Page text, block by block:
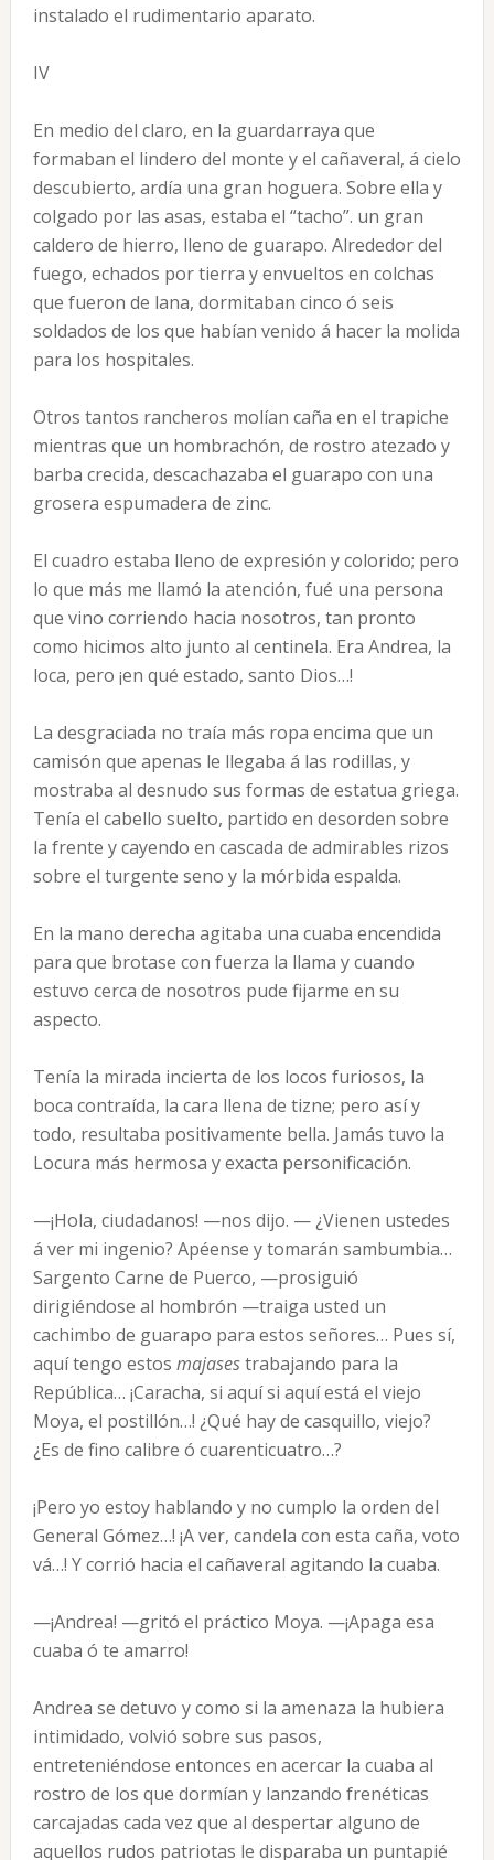
instalado el rudimentario aparato.
IV
En medio del claro, en la guardarraya que
formaban el lindero del monte y el cañaveral, á cielo
descubierto, ardía una gran hoguera. Sobre ella y
colgado por las asas, estaba el “tacho”. un gran
caldero de hierro, lleno de guarapo. Alrededor del
fuego, echados por tierra y envueltos en colchas
que fueron de lana, dormitaban cinco ó seis
soldados de los que habían venido á hacer la molida
para los hospitales.
Otros tantos rancheros molían caña en el trapiche
mientras que un hombrachón, de rostro atezado y
barba crecida, descachazaba el guarapo con una
grosera espumadera de zinc.
El cuadro estaba lleno de expresión y colorido; pero
lo que más me llamó la atención, fué una persona
que vino corriendo hacia nosotros, tan pronto
como hicimos alto junto al centinela. Era Andrea, la
loca, pero ¡en qué estado, santo Dios…!
La desgraciada no traía más ropa encima que un
camisón que apenas le llegaba á las rodillas, y
mostraba al desnudo sus formas de estatua griega.
Tenía el cabello suelto, partido en desorden sobre
la frente y cayendo en cascada de admirables rizos
sobre el turgente seno y la mórbida espalda.
En la mano derecha agitaba una cuaba encendida
para que brotase con fuerza la llama y cuando
estuvo cerca de nosotros pude fijarme en su
aspecto.
Tenía la mirada incierta de los locos furiosos, la
boca contraída, la cara llena de tizne; pero así y
todo, resultaba positivamente bella. Jamás tuvo la
Locura más hermosa y exacta personificación.
—¡Hola, ciudadanos! —nos dijo. — ¿Vienen ustedes
á ver mi ingenio? Apéense y tomarán sambumbia…
Sargento Carne de Puerco, —prosiguió
dirigiéndose al hombrón —traiga usted un
cachimbo de guarapo para estos señores… Pues sí,
aquí tengo estos majasestrabajando para la
República… ¡Caracha, si aquí si aquí está el viejo
Moya, el postillón…! ¿Qué hay de casquillo, viejo?
¿Es de fino calibre ó cuarenticuatro…?
¡Pero yo estoy hablando y no cumplo la orden del
General Gómez…! ¡A ver, candela con esta caña, voto
vá…! Y corrió hacia el cañaveral agitando la cuaba.
—¡Andrea! —gritó el práctico Moya. —¡Apaga esa
cuaba ó te amarro!
Andrea se detuvo y como si la amenaza la hubiera
intimidado, volvió sobre sus pasos,
entreteniéndose entonces en acercar la cuaba al
rostro de los que dormían y lanzando frenéticas
carcajadas cada vez que al despertar alguno de
aquellos rudos patriotas le disparaba un puntapié